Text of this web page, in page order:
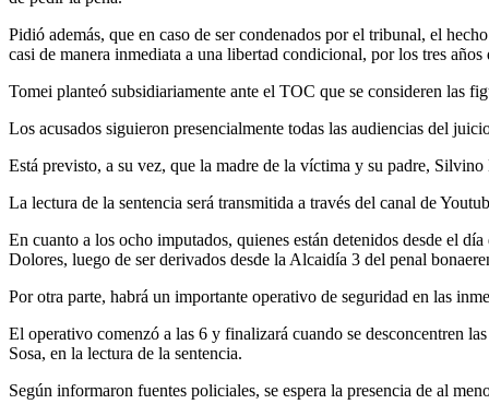
Pidió además, que en caso de ser condenados por el tribunal, el
casi de manera inmediata a una libertad condicional, por los tres
Tomei planteó subsidiariamente ante el TOC que se consideren las
Los acusados siguieron presencialmente todas las audiencias del
Está previsto, a su vez, que la madre de la víctima y su padre,
La lectura de la sentencia será transmitida a través del canal de
En cuanto a los ocho imputados, quienes están detenidos desde el
Dolores, luego de ser derivados desde la Alcaidía 3 del penal
Por otra parte, habrá un importante operativo de seguridad en las
El operativo comenzó a las 6 y finalizará cuando se desconcentren
Sosa, en la lectura de la sentencia.
Según informaron fuentes policiales, se espera la presencia de al